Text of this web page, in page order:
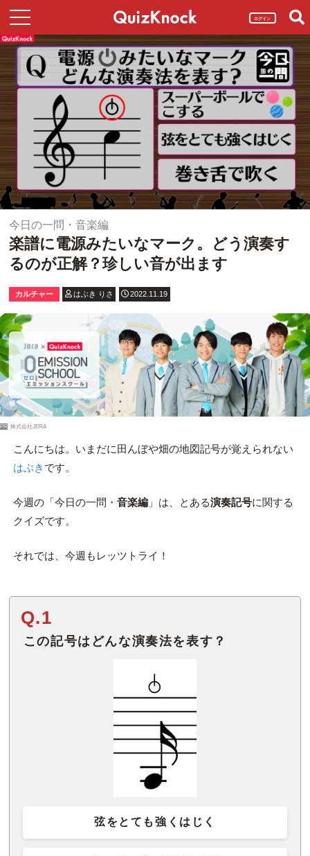
ログイン
今日の一問・音楽編
楽譜に電源みたいなマーク。どう演奏す
るのが正解？珍しい音が出ます
カルチャー はぶき りさ 2022.11.19
PR 株式会社JERA
こんにちは。いまだに田んぼや畑の地図記号が覚えられない
はぶき です。
今週の「今日の一問・ 音楽編」は、とある演奏記号に関する
クイズです。
それでは、今週もレッツトライ！
Q.1
この記号はどんな演奏法を表す？
弦をとても強くはじく